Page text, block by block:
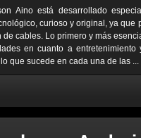
Aino está desarrollado
curioso y original, ya que
cables. Lo primero y más
en cuanto a
que sucede en cada una de las ...